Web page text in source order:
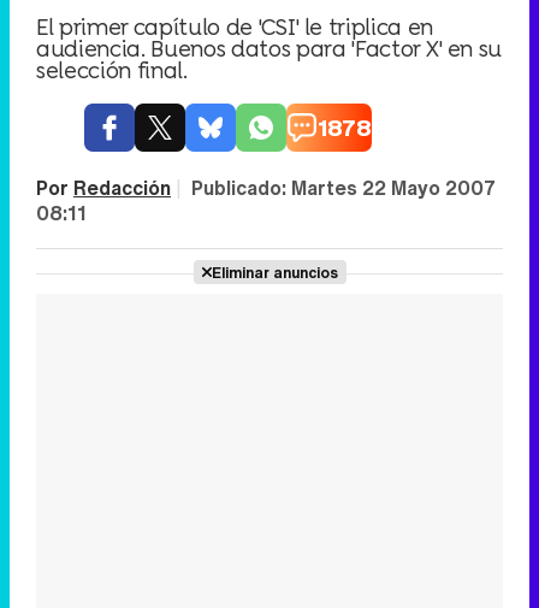
El primer capítulo de 'CSI' le triplica en
audiencia. Buenos datos para 'Factor X' en su
selección final.
1878
Por Redacción | Publicado: Martes 22 Mayo 2007
08:11
Eliminar anuncios